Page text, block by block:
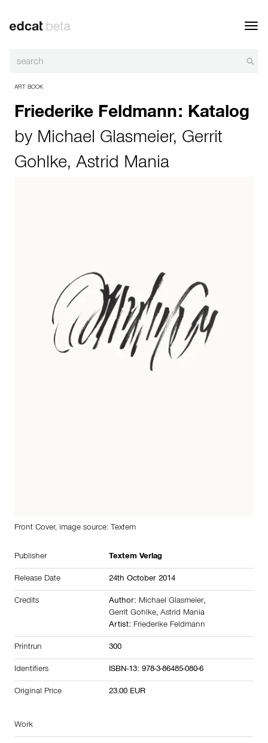
ART BOOK
Friederike Feldmann: Katalog
by Michael Glasmeier, Gerrit
Gohlke, Astrid Mania
Front Cover, image source: Textem
Publisher Textem Verlag
Release Date 24th October 2014
Credits Author: Michael Glasmeier,
Gerrit Gohlke, Astrid Mania
Artist: Friederike Feldmann
Printrun 300
Identifiers ISBN-13: 978-3-86485-080-6
Original Price 23.00 EUR
Work